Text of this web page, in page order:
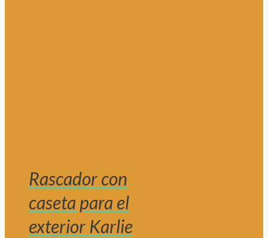
Rascador con
caseta para el
exterior Karlie